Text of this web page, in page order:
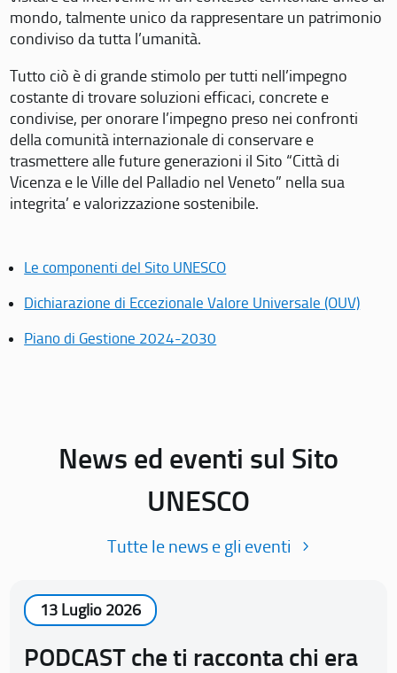
mondo, talmente unico da rappresentare un patrimonio
condiviso da tutta l’umanità.
Tutto ciò è di grande stimolo per tutti nell’impegno
costante di trovare soluzioni efficaci, concrete e
condivise, per onorare l’impegno preso nei confronti
della comunità internazionale di conservare e
trasmettere alle future generazioni il Sito “Città di
Vicenza e le Ville del Palladio nel Veneto” nella sua
integrita’ e valorizzazione sostenibile.
Le componenti del Sito UNESCO
Dichiarazione di Eccezionale Valore Universale (OUV)
Piano di Gestione 2024-2030
News ed eventi sul Sito
UNESCO
Tutte le news e gli eventi
13 Luglio 2026
PODCAST che ti racconta chi era